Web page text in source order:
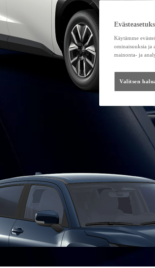
Käytämme
ominaisuuksia ja
mainonta- ja
Valitsen